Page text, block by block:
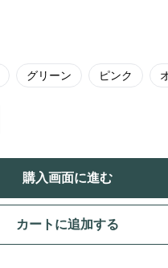
グリーン ピンク
購入画面に進む
カートに追加する